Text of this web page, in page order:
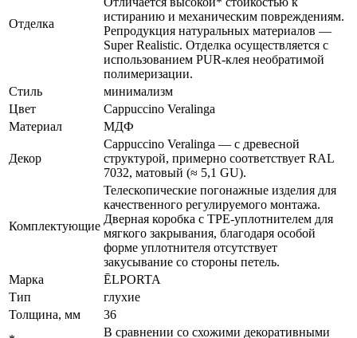
Отделка
истиранию и механическим повреждениям.
Репродукция натуральных материалов —
Super Realistic. Отделка осуществляется с
использованием PUR-клея необратимой
полимеризации.
Стиль
минимализм
Цвет
Cappuccino Veralinga
Материал
МДФ
Декор
Cappuccino Veralinga — с древесной
структурой, примерно соответствует RAL
7032, матовый (≈ 5,1 GU).
Комплектующие
Телескопические погонажные изделия для
качественного регулируемого монтажа.
Дверная коробка с TPE-уплотнителем для
мягкого закрывания, благодаря особой
форме уплотнителя отсутствует
закусывание со стороны петель.
Марка
ĒLPORTA
Тип
глухие
Толщина, мм
36
В сравнении со схожими декоративными